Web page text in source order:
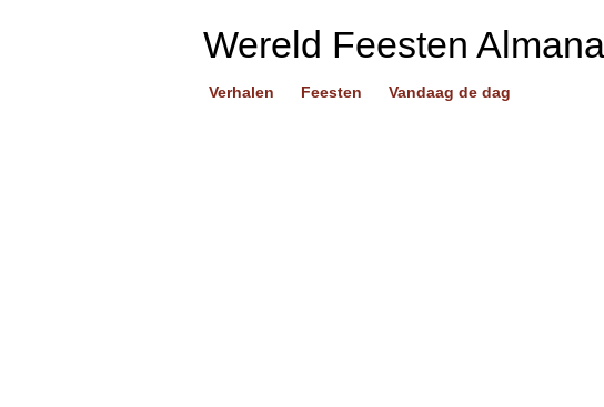
Wereld Feesten
Verhalen Feesten Vandaag de dag